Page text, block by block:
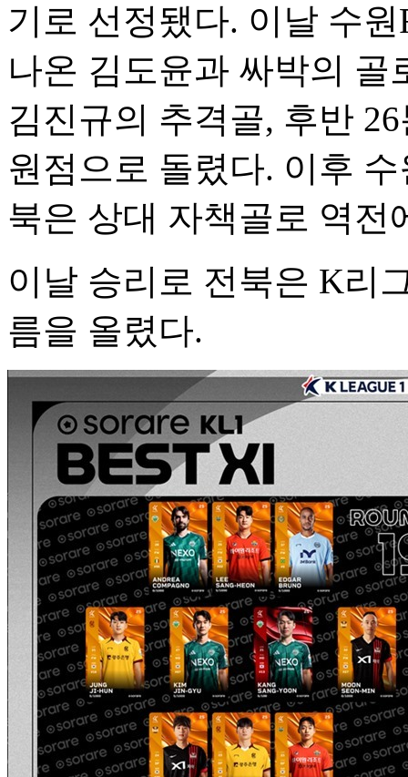
기로 선정됐다. 이날 수
나온 김도윤과 싸박의 골
김진규의 추격골, 후반
원점으로 돌렸다. 이후
북은 상대 자책골로 역전
이날 승리로 전북은 K리
름을 올렸다.